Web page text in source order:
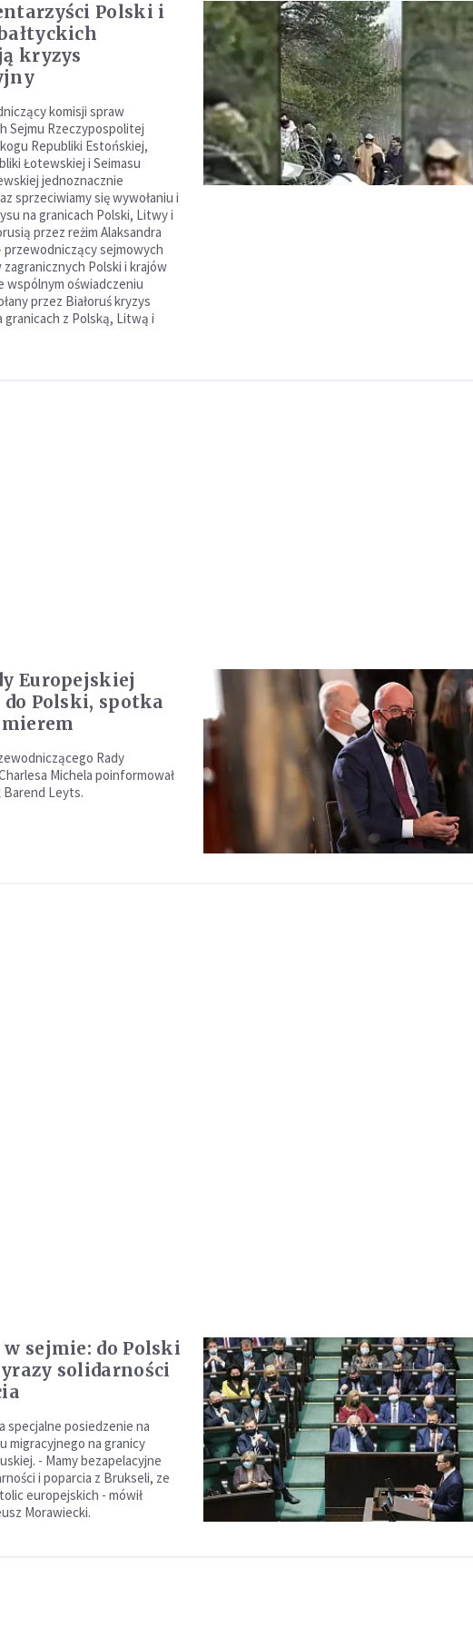
Polski i
kryzys
komisji spraw
Sejmu Rzeczypospolitej
Republiki Estońskiej,
Łotewskiej i Seimasu
jednoznacznie
sprzeciwiamy się wywołaniu i
na granicach Polski, Litwy i
przez reżim Alaksandra
przewodniczący sejmowych
zagranicznych Polski i krajów
wspólnym oświadczeniu
przez Białoruś kryzys
granicach z Polską, Litwą i
Europejskiej
Polski, spotka
Rady
Michela poinformował
Leyts.
sejmie: do Polski
solidarności
specjalne posiedzenie na
migracyjnego na granicy
- Mamy bezapelacyjne
i poparcia z Brukseli, ze
europejskich - mówił
Morawiecki.